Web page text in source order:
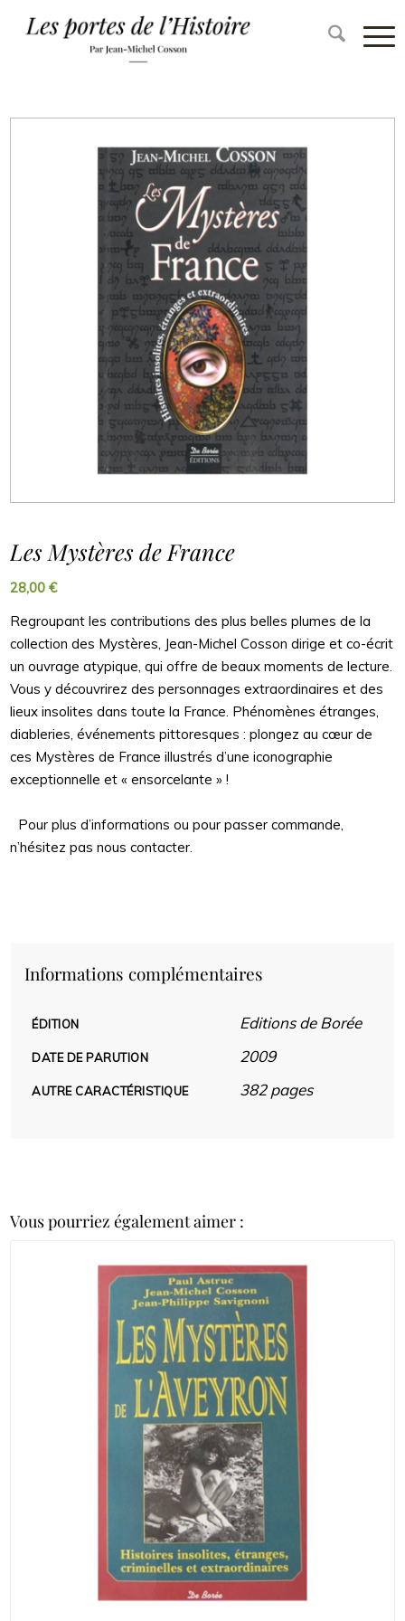
Les Mystères de France
28,00€
Regroupant les contributions des plus belles plumes de la
collection des Mystères, Jean-Michel Cosson dirige et co-écrit
un ouvrage atypique, qui offre de beaux moments de lecture.
Vous y découvrirez des personnages extraordinaires et des
lieux insolites dans toute la France. Phénomènes étranges,
diableries, événements pittoresques : plongez au cœur de
ces Mystères de France illustrés d’une iconographie
exceptionnelle et « ensorcelante » !
Pour plus d’informations ou pour passer commande,
n’hésitez pas nous contacter.
Informations complémentaires
ÉDITION Editions de Borée
DATE DE PARUTION 2009
AUTRE CARACTÉRISTIQUE 382 pages
Vous pourriez également aimer :